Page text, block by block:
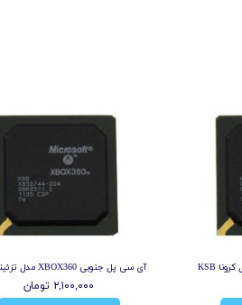
آی سی پل جنوبی XBOX360 مدل تزئینی PSB
۲,۱۰۰,۰۰۰ تومان